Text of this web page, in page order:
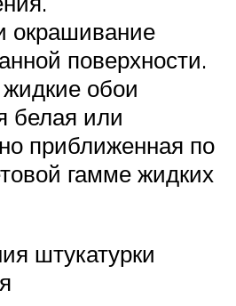
окрашивание
поверхности.
обои
белая или
приближенная по
гамме жидких
штукатурки